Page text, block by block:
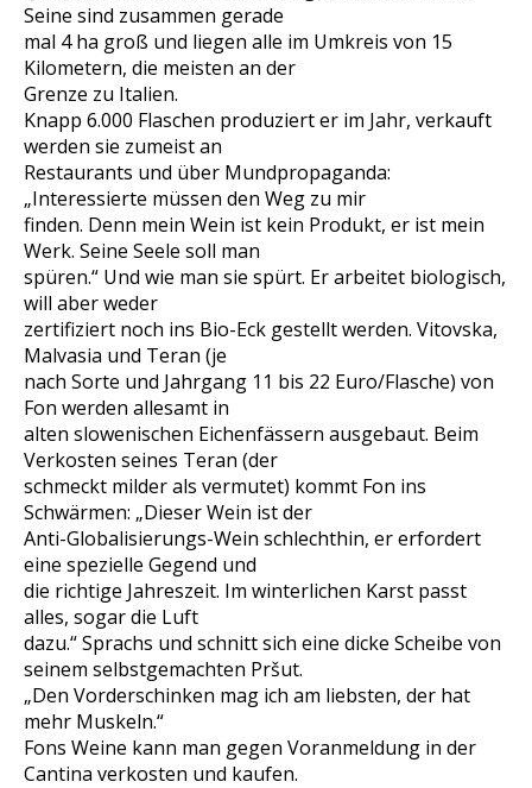
Seine sind zusammen gerade
mal 4 ha groß und liegen alle im Umkreis von 15
Kilometern, die meisten an der
Grenze zu Italien.
Knapp 6.000 Flaschen produziert er im Jahr, verkauft
werden sie zumeist an
Restaurants und über Mundpropaganda:
„Interessierte müssen den Weg zu mir
finden. Denn mein Wein ist kein Produkt, er ist mein
Werk. Seine Seele soll man
spüren.“ Und wie man sie spürt. Er arbeitet biologisch,
will aber weder
zertifiziert noch ins Bio-Eck gestellt werden. Vitovska,
Malvasia und Teran (je
nach Sorte und Jahrgang 11 bis 22 Euro/Flasche) von
Fon werden allesamt in
alten slowenischen Eichenfässern ausgebaut. Beim
Verkosten seines Teran (der
schmeckt milder als vermutet) kommt Fon ins
Schwärmen: „Dieser Wein ist der
Anti-Globalisierungs-Wein schlechthin, er erfordert
eine spezielle Gegend und
die richtige Jahreszeit. Im winterlichen Karst passt
alles, sogar die Luft
dazu.“ Sprachs und schnitt sich eine dicke Scheibe von
seinem selbstgemachten Pršut.
„Den Vorderschinken mag ich am liebsten, der hat
mehr Muskeln.“
Fons Weine kann man gegen Voranmeldung in der
Cantina verkosten und kaufen.